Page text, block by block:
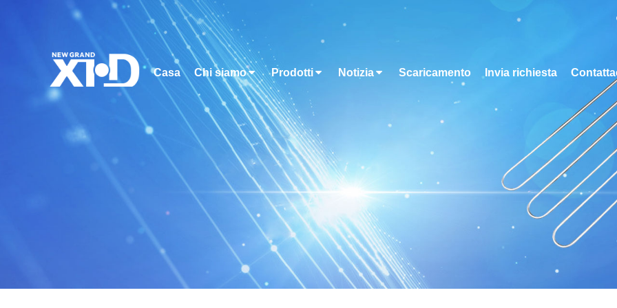
Casa Chi siamo Prodotti Notizia Scaricamento Invia richiesta